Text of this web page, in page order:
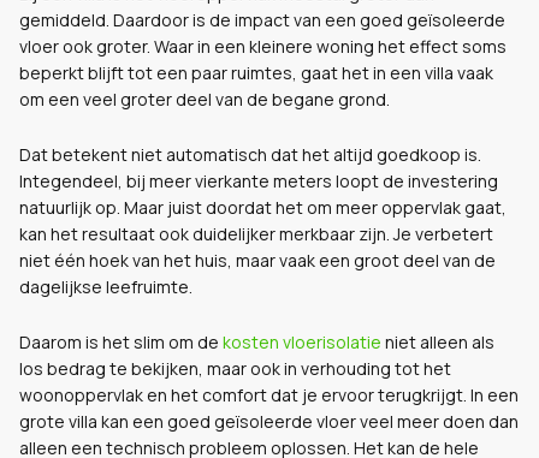
gemiddeld. Daardoor is de impact van een goed geïsoleerde
vloer ook groter. Waar in een kleinere woning het effect soms
beperkt blijft tot een paar ruimtes, gaat het in een villa vaak
om een veel groter deel van de begane grond.
Dat betekent niet automatisch dat het altijd goedkoop is.
Integendeel, bij meer vierkante meters loopt de investering
natuurlijk op. Maar juist doordat het om meer oppervlak gaat,
kan het resultaat ook duidelijker merkbaar zijn. Je verbetert
niet één hoek van het huis, maar vaak een groot deel van de
dagelijkse leefruimte.
Daarom is het slim om de kosten vloerisolatie niet alleen als
los bedrag te bekijken, maar ook in verhouding tot het
woonoppervlak en het comfort dat je ervoor terugkrijgt. In een
grote villa kan een goed geïsoleerde vloer veel meer doen dan
alleen een technisch probleem oplossen. Het kan de hele